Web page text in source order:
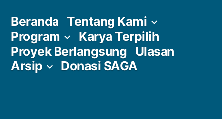
content
Beranda Tentang Kami
Program
Karya Terpilih
Proyek Berlangsung Ulasan
Arsip
Donasi SAGA